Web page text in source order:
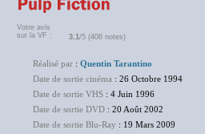
Votre avis
sur la VF :
3.1/5 (406 notes)
Réalisé par : Quentin Tarantino
Date de sortie cinéma : 26 Octobre 1994
Date de sortie VHS : 4 Juin 1996
Date de sortie DVD : 20 Août 2002
Date de sortie Blu-Ray : 19 Mars 2009